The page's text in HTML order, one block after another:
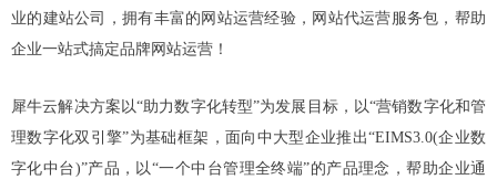
业的建站公司，拥有丰富的网站运营经验， 网站代运营服务包，帮助
企业一站式搞定品牌网站运营！
犀牛云解决方案 以“助力数字化转型”为发展目标，以“营销数字化和管
理数字化双引擎”为基础框架，面向中大型企业推出“EIMS3.0(企业数
字化中台)”产品，以“一个中台管理全终端”的产品理念，帮助企业通